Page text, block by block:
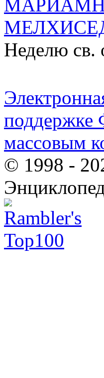
Неделю св.
поддержке
массовым
© 1998 -